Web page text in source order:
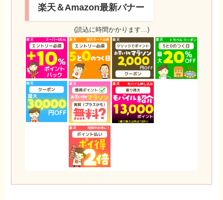
楽天＆Amazon最新バナー
(読込に時間かかります…)